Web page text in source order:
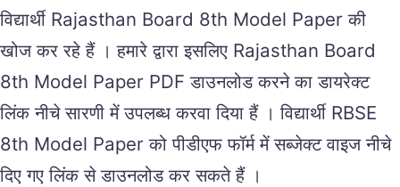
विद्यार्थी Rajasthan Board 8th Model Paper की
खोज कर रहे हैं । हमारे द्वारा इसलिए Rajasthan Board
8th Model Paper PDF डाउनलोड करने का डायरेक्ट
लिंक नीचे सारणी में उपलब्ध करवा दिया हैं । विद्यार्थी RBSE
8th Model Paper को पीडीएफ फॉर्म में सब्जेक्ट वाइज नीचे
दिए गए लिंक से डाउनलोड कर सकते हैं ।